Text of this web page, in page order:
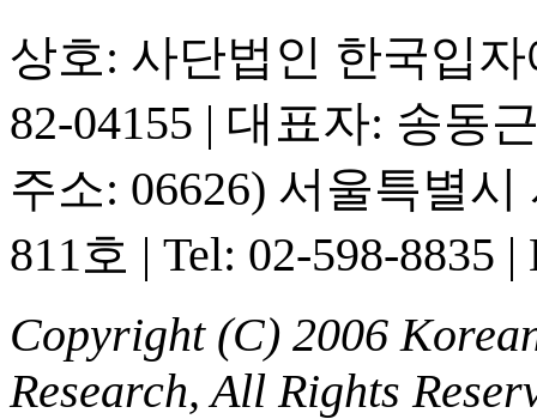
상호: 사단법인 한국입
82-04155 | 대표자: 송동
주소: 06626) 서울특별
811호 | Tel: 02-598-8835 |
Copyright (C) 2006
Research, All Rights